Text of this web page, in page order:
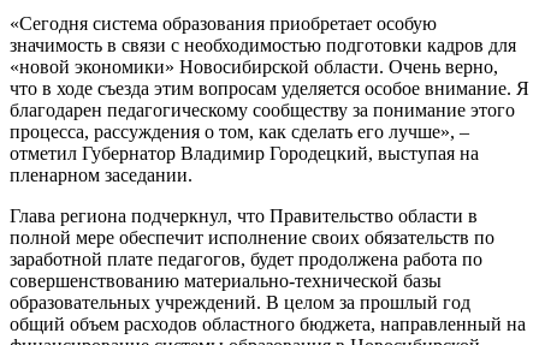
«Сегодня система образования приобретает особую
значимость в связи с необходимостью подготовки кадров для
«новой экономики» Новосибирской области. Очень верно,
что в ходе съезда этим вопросам уделяется особое внимание. Я
благодарен педагогическому сообществу за понимание этого
процесса, рассуждения о том, как сделать его лучше», –
отметил Губернатор Владимир Городецкий, выступая на
пленарном заседании.
Глава региона подчеркнул, что Правительство области в
полной мере обеспечит исполнение своих обязательств по
заработной плате педагогов, будет продолжена работа по
совершенствованию материально-технической базы
образовательных учреждений. В целом за прошлый год
общий объем расходов областного бюджета, направленный на